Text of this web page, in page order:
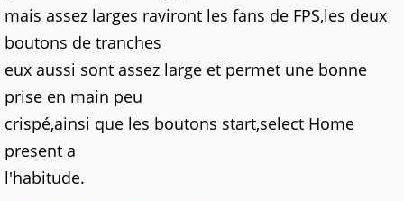
mais assez larges raviront les fans de FPS,les deux
boutons de tranches
eux aussi sont assez large et permet une bonne
prise en main peu
crispé,ainsi que les boutons start,select Home
present a
l'habitude.